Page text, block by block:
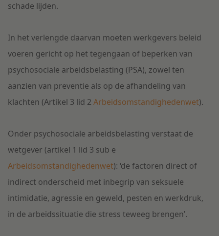
schade lijden.
In het verlengde daarvan moeten werkgevers beleid
voeren gericht op het tegengaan of beperken van
psychosociale arbeidsbelasting (PSA), zowel ten
aanzien van preventie als op de afhandeling van
klachten (Artikel 3 lid 2 Arbeidsomstandighedenwet).
Onder psychosociale arbeidsbelasting verstaat de
wetgever (artikel 1 lid 3 sub e
Arbeidsomstandighedenwet): ‘de factoren direct of
indirect onderscheid met inbegrip van seksuele
intimidatie, agressie en geweld, pesten en werkdruk,
in de arbeidssituatie die stress teweeg brengen’.